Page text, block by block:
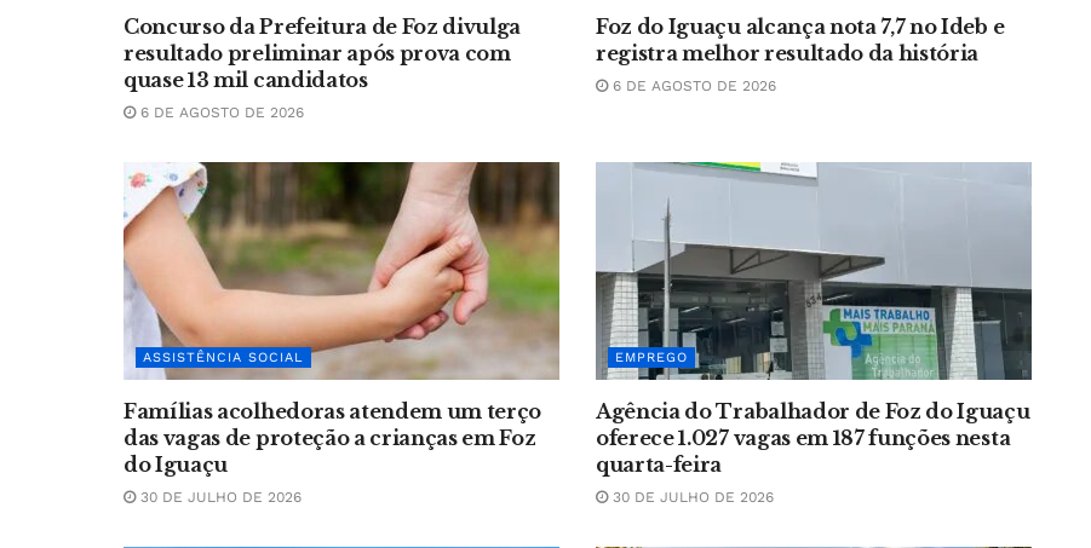
Concurso da Prefeitura de Foz divulga
resultado preliminar após prova com
quase 13 mil candidatos
6 DE AGOSTO DE 2026
Foz do Iguaçu alcança nota 7,7 no Ideb e
registra melhor resultado da história
6 DE AGOSTO DE 2026
ASSISTÊNCIA SOCIAL
Famílias acolhedoras atendem um terço
das vagas de proteção a crianças em Foz
do Iguaçu
30 DE JULHO DE 2026
EMPREGO
Agência do Trabalhador de Foz do Iguaçu
oferece 1.027 vagas em 187 funções nesta
quarta-feira
30 DE JULHO DE 2026